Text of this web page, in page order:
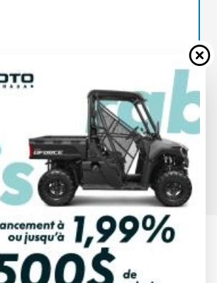
SPÉCIFICATIONS